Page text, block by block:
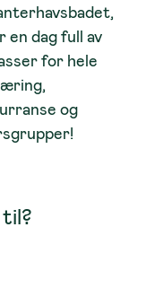
en dag full av
for hele
og